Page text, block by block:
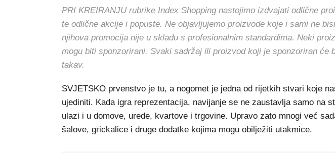
PRI KREIRANJU rubrike Index Shopping nastojimo izdvajati odlične
te odlične akcije i popuste. Ne objavljujemo proizvode koje i sami ne
njihova promocija nije u skladu s profesionalnim standardima. Neki
mogu biti sponzorirani. Svaki sadržaj ili proizvod koji je sponzoriran će
takav.
SVJETSKO prvenstvo je tu, a nogomet je jedna od rijetkih stvari koje
ujediniti. Kada igra reprezentacija, navijanje se ne zaustavlja samo na
ulazi i u domove, urede, kvartove i trgovine. Upravo zato mnogi već
šalove, grickalice i druge dodatke kojima mogu obilježiti utakmice.